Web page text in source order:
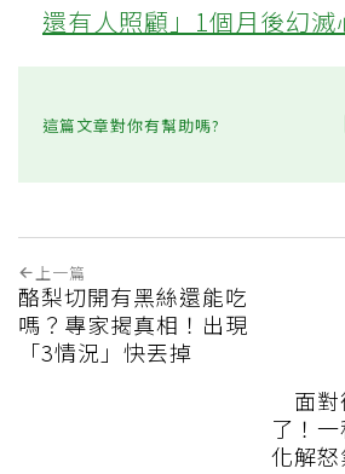
還有人照顧」1個月後幻滅
這篇文章對你有幫助嗎?
上一篇
酪梨切開有黑絲還能吃
嗎？專家揭真相！出現
「3情況」快丟掉
面
了！
化解